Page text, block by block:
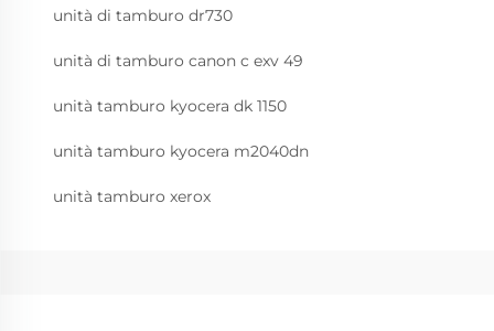
unità di tamburo dr730
unità di tamburo canon c exv 49
unità tamburo kyocera dk 1150
unità tamburo kyocera m2040dn
unità tamburo xerox